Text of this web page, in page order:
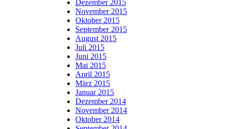
Dezember 2015
November 2015
Oktober 2015
September 2015
August 2015
Juli 2015
Juni 2015
Mai 2015
April 2015
März 2015
Januar 2015
Dezember 2014
November 2014
Oktober 2014